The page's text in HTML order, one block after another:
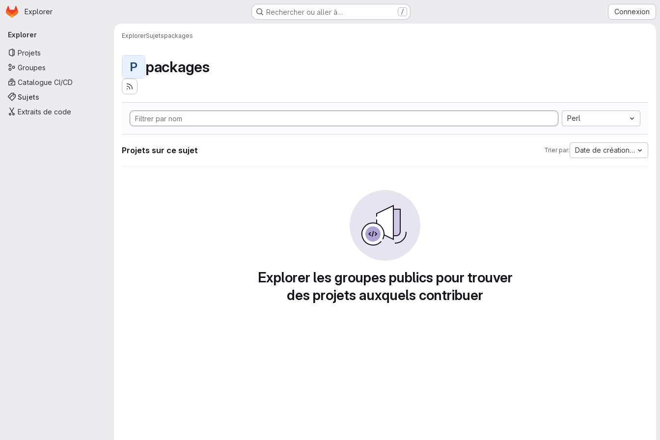
Passer au contenu principal
Page d'accueil
Explorer Rechercher ou aller à… / Connexion
Navigation principale
Explorer
Projets
Groupes
Catalogue CI/CD
Sujets
Extraits de code
ExplorerSujetspackages
P packages
Perl
Projets sur ce sujet Trier par: Date de création la plus
Explorer les groupes publics pour trouver
des projets auxquels contribuer